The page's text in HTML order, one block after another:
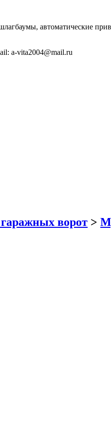
автоматические
a-vita2004@mail.ru
ворот >